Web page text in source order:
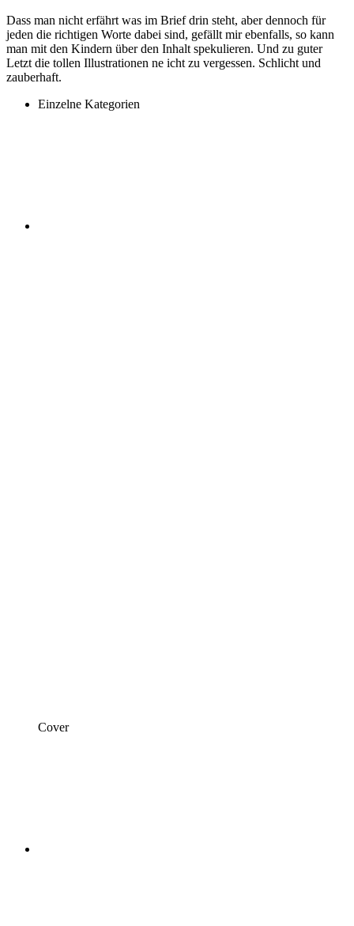
Dass man nicht erfährt was im Brief drin steht, aber dennoch für
jeden die richtigen Worte dabei sind, gefällt mir ebenfalls, so kann
man mit den Kindern über den Inhalt spekulieren. Und zu guter
Letzt die tollen Illustrationen ne icht zu vergessen. Schlicht und
zauberhaft.
Einzelne Kategorien
Cover